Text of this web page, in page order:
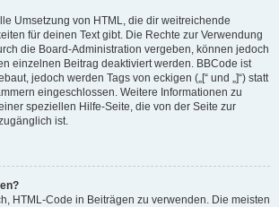
Umsetzung von HTML, die dir weitreichende
für deinen Text gibt. Die Rechte zur Verwendung
die Board-Administration vergeben, können jedoch
einzelnen Beitrag deaktiviert werden. BBCode ist
jedoch werden Tags von eckigen („[“ und „]“) statt
eingeschlossen. Weitere Informationen zu
speziellen Hilfe-Seite, die von der Seite zur
ist.
HTML-Code in Beiträgen zu verwenden. Die meisten